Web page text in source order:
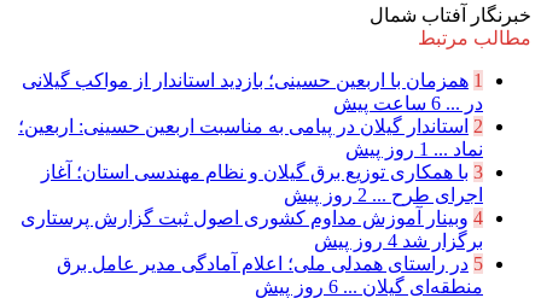
خبرنگار آفتاب شمال
مطالب مرتبط
1 همزمان با اربعین حسینی؛ بازدید استاندار از مواکب گیلانی
در ... 6 ساعت پیش
2 استاندار گیلان در پیامی به مناسبت اربعین حسینی: اربعین؛
نماد ... 1 روز پیش
3 با همکاری توزیع برق گیلان و نظام مهندسی استان؛ آغاز
اجرای طرح ... 2 روز پیش
4 وبینار آموزش مداوم کشوری اصول ثبت گزارش پرستاری
برگزار شد 4 روز پیش
5 در راستای همدلی ملی؛ اعلام آمادگی مدیر عامل برق
منطقه‌ای گیلان ... 6 روز پیش